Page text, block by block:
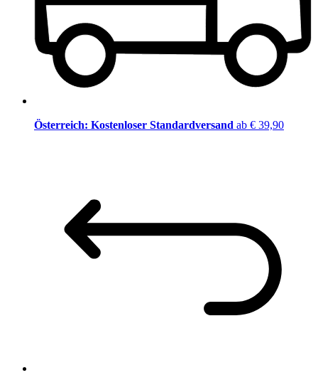
Österreich: Kostenloser Standardversand ab € 39,90